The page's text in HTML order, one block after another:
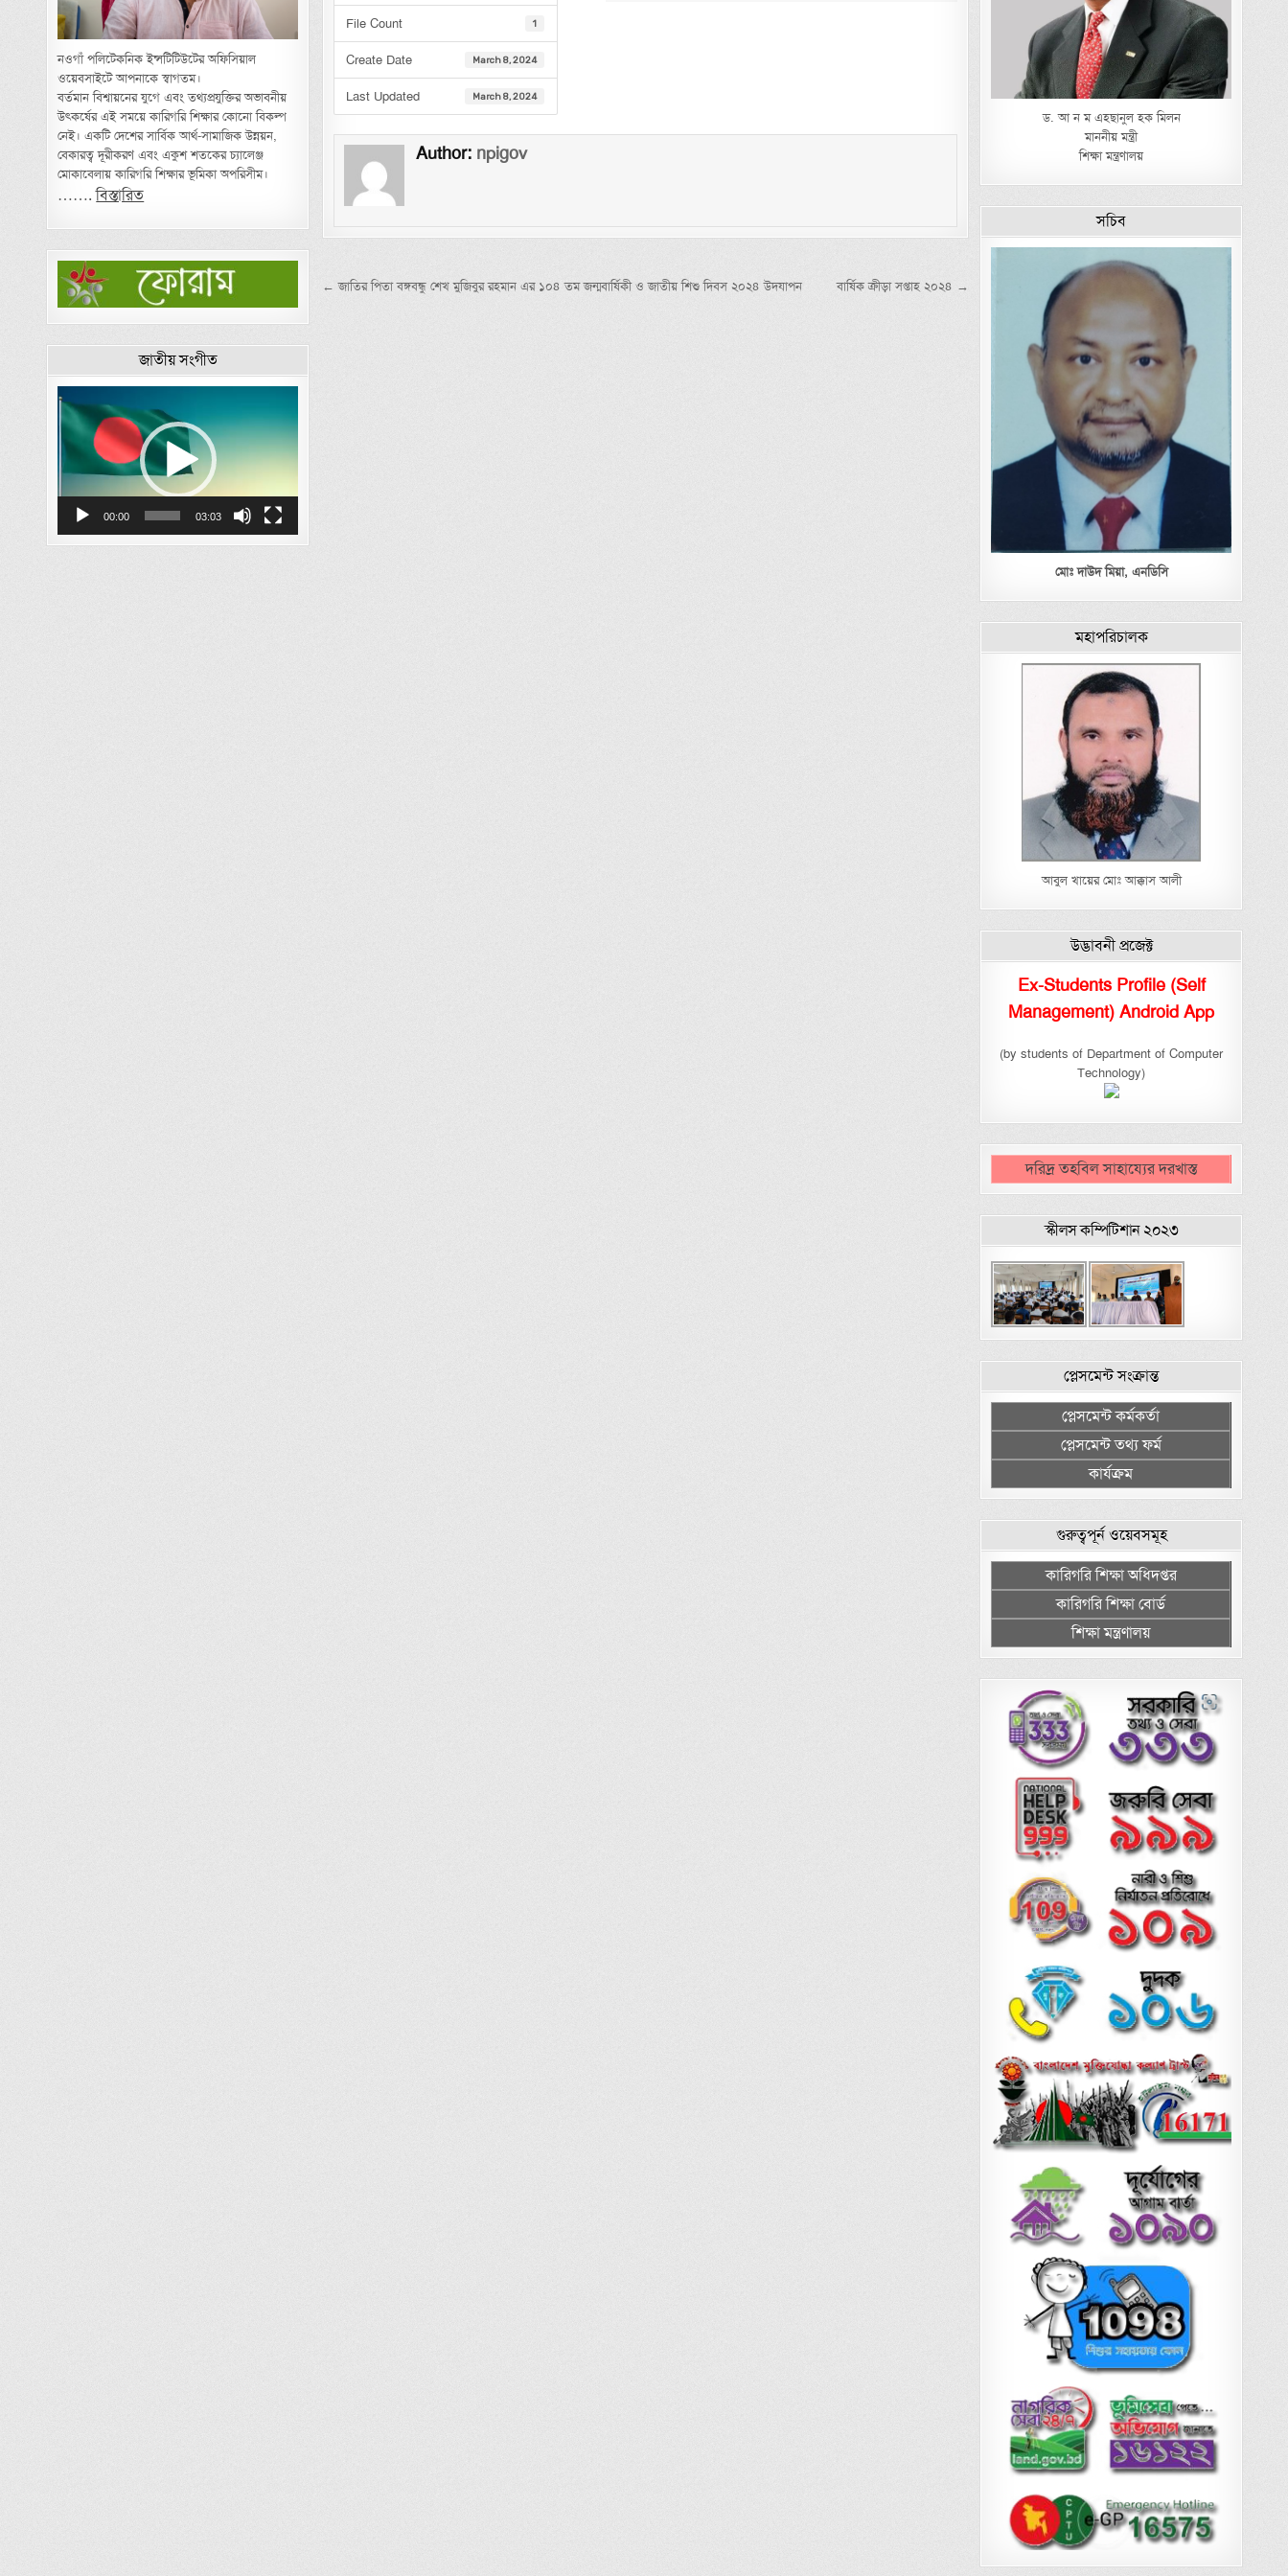
File Count 1
Create Date March 8, 2024
Last Updated March 8, 2024
Author: npigov
Post navigation বার্ষিক ক্রীড়া সপ্তাহ ২০২৪ →
← জাতির পিতা বঙ্গবন্ধু শেখ মুজিবুর রহমান এর ১০৪ তম জন্মবার্ষিকী ও জাতীয় শিশু দিবস ২০২৪ উদযাপন
নওগাঁ পলিটেকনিক ইন্সটিটিউটের অফিসিয়াল
ওয়েবসাইটে আপনাকে স্বাগতম।
বর্তমান বিশ্বায়নের যুগে এবং তথ্যপ্রযুক্তির অভাবনীয়
উৎকর্ষের এই সময়ে কারিগরি শিক্ষার কোনো বিকল্প
নেই। একটি দেশের সার্বিক আর্থ-সামাজিক উন্নয়ন,
বেকারত্ব দূরীকরণ এবং একুশ শতকের চ্যালেঞ্জ
মোকাবেলায় কারিগরি শিক্ষার ভূমিকা অপরিসীম।
…….বিস্তারিত
জাতীয় সংগীত
Video
Player
00:00 03:03
ড. আ ন ম এহছানুল হক মিলন
মাননীয় মন্ত্রী
শিক্ষা মন্ত্রণালয়
সচিব
মোঃ দাউদ মিয়া, এনডিসি
মহাপরিচালক
আবুল খায়ের মোঃ আক্কাস আলী
উদ্ভাবনী প্রজেক্ট
Ex-Students Profile (Self
Management) Android App
(by students of Department of Computer
Technology)
দরিদ্র তহবিল সাহায্যের দরখাস্ত
স্কীলস কম্পিটিশান ২০২৩
প্লেসমেন্ট সংক্রান্ত
প্লেসমেন্ট কর্মকর্তা
প্লেসমেন্ট তথ্য ফর্ম
কার্যক্রম
গুরুত্বপূর্ন ওয়েবসমূহ
কারিগরি শিক্ষা অধিদপ্তর
কারিগরি শিক্ষা বোর্ড
শিক্ষা মন্ত্রণালয়